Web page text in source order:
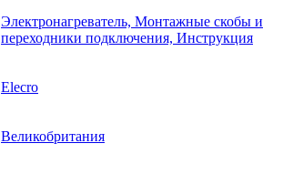
Электронагреватель, Монтажные скобы и
переходники подключения, Инструкция
Elecro
Великобритания